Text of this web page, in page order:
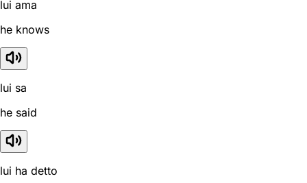
lui ama
he knows
lui sa
he said
lui ha detto